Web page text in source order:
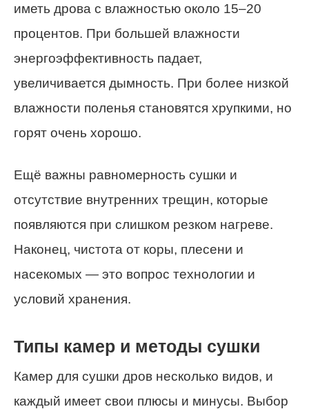
иметь дрова с влажностью около 15–20
процентов. При большей влажности
энергоэффективность падает,
увеличивается дымность. При более низкой
влажности поленья становятся хрупкими, но
горят очень хорошо.
Ещё важны равномерность сушки и
отсутствие внутренних трещин, которые
появляются при слишком резком нагреве.
Наконец, чистота от коры, плесени и
насекомых — это вопрос технологии и
условий хранения.
Типы камер и методы сушки
Камер для сушки дров несколько видов, и
каждый имеет свои плюсы и минусы. Выбор